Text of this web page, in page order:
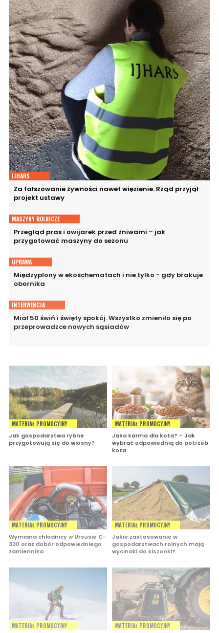
IJHARS
Za fałszowanie żywności nawet więzienie. Rząd przyjął
projekt ustawy
MASZYNY ROLNICZE
Przegląd pras i owijarek przed żniwami – jak
przygotować maszyny do sezonu
UPRAWA
Międzyplony w ekoschematach i nie tylko - gdy brakuje
obornika
INTERWENCJA
Miał 50 świń i święty spokój. Wszystko zmieniło się po
przeprowadzce nowych sąsiadów
MATERIAŁ PROMOCYJNY
Jak gospodarstwa rybne
przygotowują się do wiosny?
MATERIAŁ PROMOCYJNY
Jaka karma dla kota? – Jak
wybrać odpowiednią do potrzeb
kota
MATERIAŁ PROMOCYJNY
Wymiana chłodnicy w Ursusie C-
330 oraz dobór odpowiedniego
zamiennika
MATERIAŁ PROMOCYJNY
Jakie zastosowanie w
gospodarstwach rolnych mają
wycinaki do kiszonki?
MATERIAŁ PROMOCYJNY
MATERIAŁ PROMOCYJNY